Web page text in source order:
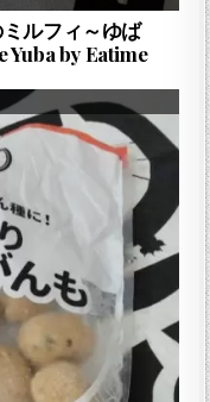
ミルフィ～ゆば
Yuba by Eatime